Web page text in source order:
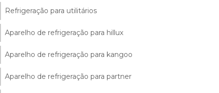
Refrigeração para utilitários
Aparelho de refrigeração para hillux
Aparelho de refrigeração para kangoo
Aparelho de refrigeração para partner